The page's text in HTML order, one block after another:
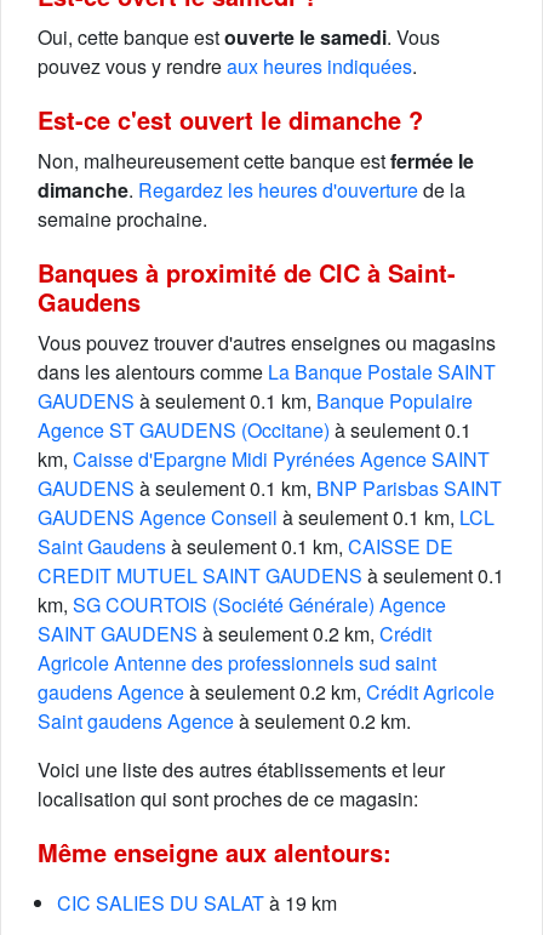
Oui, cette banque estouverte le samedi. Vous
pouvez vous y rendreaux heures indiquées.
Est-ce c'est ouvert le dimanche ?
Non, malheureusement cette banque estfermée le
dimanche. Regardez les heures d'ouverturede la
semaine prochaine.
Banques à proximité de CIC à Saint-
Gaudens
Vous pouvez trouver d'autres enseignes ou magasins
dans les alentours comme La Banque Postale SAINT
GAUDENS à seulement 0.1 km, Banque Populaire
Agence ST GAUDENS (Occitane) à seulement 0.1
km, Caisse d'Epargne Midi Pyrénées Agence SAINT
GAUDENS à seulement 0.1 km, BNP Parisbas SAINT
GAUDENS Agence Conseil à seulement 0.1 km, LCL
Saint Gaudensà seulement 0.1 km, CAISSE DE
CREDIT MUTUEL SAINT GAUDENS à seulement 0.1
km, SG COURTOIS (Société Générale) Agence
SAINT GAUDENS à seulement 0.2 km, Crédit
Agricole Antenne des professionnels sud saint
gaudens Agenceà seulement 0.2 km, Crédit Agricole
Saint gaudens Agenceà seulement 0.2 km.
Voici une liste des autres établissements et leur
localisation qui sont proches de ce magasin:
Même enseigne aux alentours:
CIC SALIES DU SALATà 19 km